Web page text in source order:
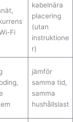
Fi
kabelnära
placering
(utan
instruktione
r)
jämför
samma tid,
samma
hushållslast